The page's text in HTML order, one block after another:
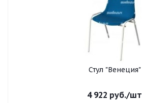
Стул "Венеция"
4 922 руб./шт